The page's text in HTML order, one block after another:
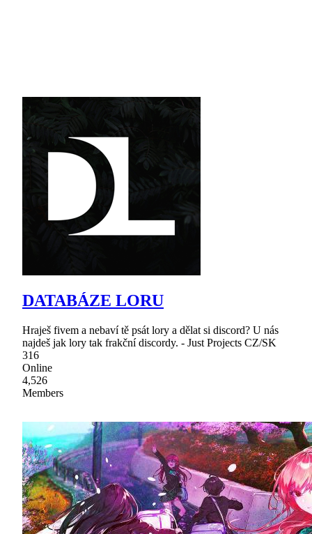
DATABÁZE LORU
Hraješ fivem a nebaví tě psát lory a dělat si discord? U nás
najdeš jak lory tak frakční discordy. - Just Projects CZ/SK
316
Online
4,526
Members